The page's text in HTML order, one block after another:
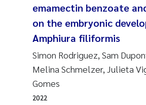
emamectin benzoate
on the embryonic
Amphiura filiformis
Simon Rodriguez, Sam
Melina Schmelzer, Julieta
Gomes
2022